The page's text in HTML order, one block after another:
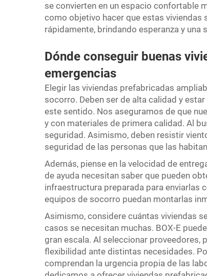
se convierten en un espacio confortable
como objetivo hacer que estas viviendas
rápidamente, brindando esperanza y
Dónde conseguir buenas
emergencias
Elegir las viviendas prefabricadas
socorro. Deben ser de alta calidad y
este sentido. Nos aseguramos de que
y con materiales de primera calidad. Al
seguridad. Asimismo, deben resistir
seguridad de las personas que las
Además, piense en la velocidad de
de ayuda necesitan saber que pueden
infraestructura preparada para enviarlas
equipos de socorro puedan montarlas
Asimismo, considere cuántas viviendas
casos se necesitan muchas. BOX-E
gran escala. Al seleccionar proveedores,
flexibilidad ante distintas necesidades.
comprendan la urgencia propia de las